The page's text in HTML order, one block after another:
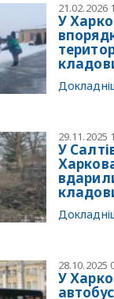
21.02.2026
У
29.11.2025
У
28.10.2025
У